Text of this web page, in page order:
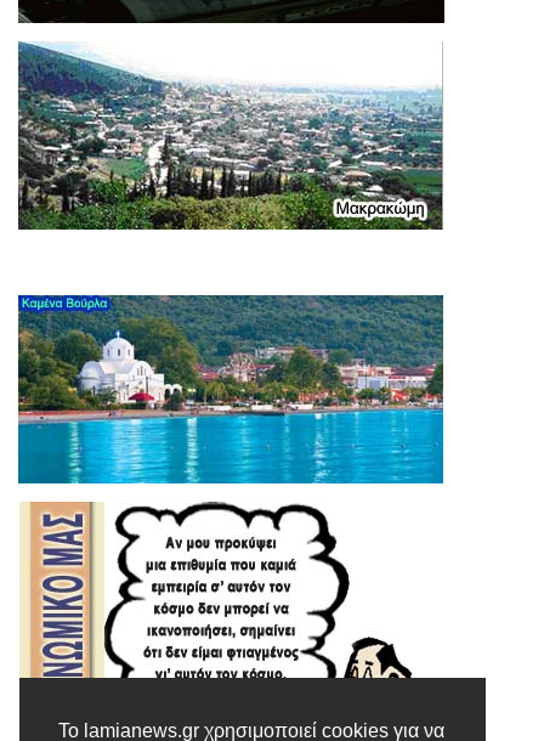
Το lamianews.gr χρησιμοποιεί cookies για να